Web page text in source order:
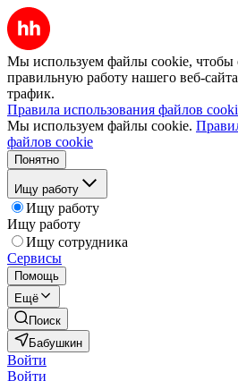
Мы используем файлы cookie, чтобы
правильную работу нашего веб-
трафик.
Правила использования файлов
Мы используем файлы cookie.
файлов cookie
Понятно
Ищу работу
Ищу работу
Ищу работу
Ищу сотрудника
Сервисы
Помощь
Ещё
Поиск
Бабушкин
Войти
Войти